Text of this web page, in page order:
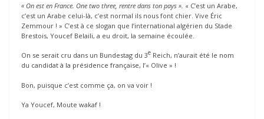
« On est en France. One two three, rentre dans ton pays ». « C’est un Arabe,
c’est un Arabe celui-là, c’est normal ils nous font chier. Vive Éric
Zemmour ! » C’est à ce slogan que l’international algérien du Stade
Brestois, Youcef Belaili, a eu droit, la semaine écoulée.
On se serait cru dans un Bundestag du 3e Reich, n’aurait été le nom
du candidat à la présidence française, l’« Olive » !
Bon, puisque c’est comme ça, on va voir !
Ya Youcef, Moute wakaf !